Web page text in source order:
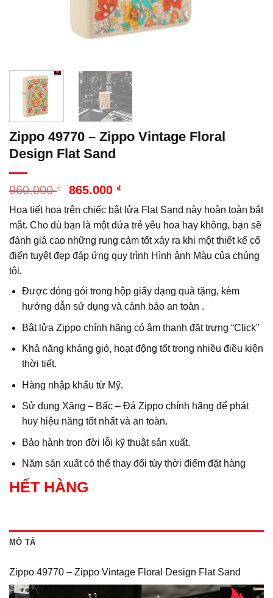
Zippo 49770 – Zippo Vintage Floral
Design Flat Sand
960.000₫
Giá
là:
960.000 ₫.
865.000 ₫
tại
là:
865.000 ₫.
Họa tiết hoa trên chiếc bật lửa Flat Sand này hoàn toàn bắt
mắt. Cho dù bạn là một đứa trẻ yêu hoa hay không, bạn sẽ
đánh giá cao những rung cảm tốt xảy ra khi một thiết kế cổ
điển tuyệt đẹp đáp ứng quy trình Hình ảnh Màu của chúng
tôi.
Được đóng gói trong hộp giấy dạng quà tặng, kèm
hướng dẫn sử dụng và cảnh báo an toàn .
Bật lửa Zippo chính hãng có âm thanh đặt trưng “Click”
Khả năng kháng gió, hoạt động tốt trong nhiều điều kiện
thời tiết.
Hàng nhập khẩu từ Mỹ.
Sử dụng Xăng – Bấc – Đá Zippo chính hãng để phát
huy hiệu năng tốt nhất và an toàn.
Bảo hành trọn đời lỗi kỹ thuật sản xuất.
Năm sản xuất có thể thay đổi tùy thời điểm đặt hàng
HẾT HÀNG
MÔ TẢ
Zippo 49770 – Zippo Vintage Floral Design Flat Sand